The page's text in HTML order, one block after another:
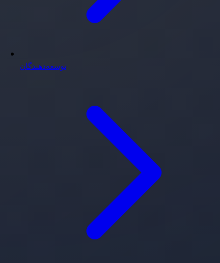
توسعه‌دهندگان